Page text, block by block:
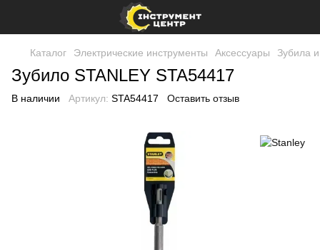
Каталог Электрические инструменты Аксессуары Зубила
Зубило STANLEY STA54417
В наличии Артикул: STA54417 Оставить отзыв